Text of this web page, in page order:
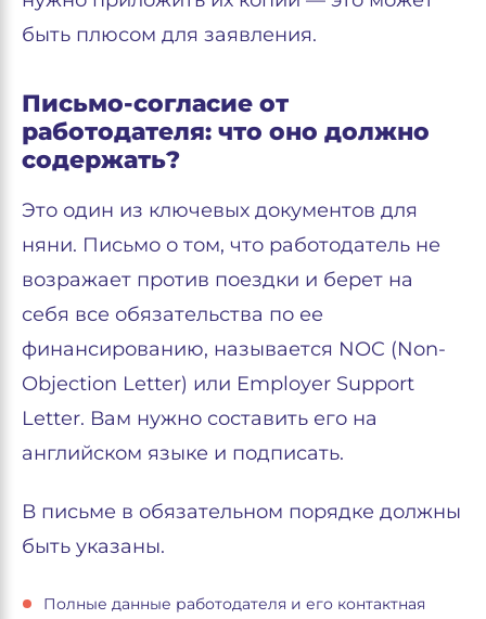
быть плюсом для заявления.
Письмо-согласие от
работодателя: что оно должно
содержать?
Это один из ключевых документов для
няни. Письмо о том, что работодатель не
возражает против поездки и берет на
себя все обязательства по ее
финансированию, называется NOC (Non-
Objection Letter) или Employer Support
Letter. Вам нужно составить его на
английском языке и подписать.
В письме в обязательном порядке должны
быть указаны.
Полные данные работодателя и его контактная